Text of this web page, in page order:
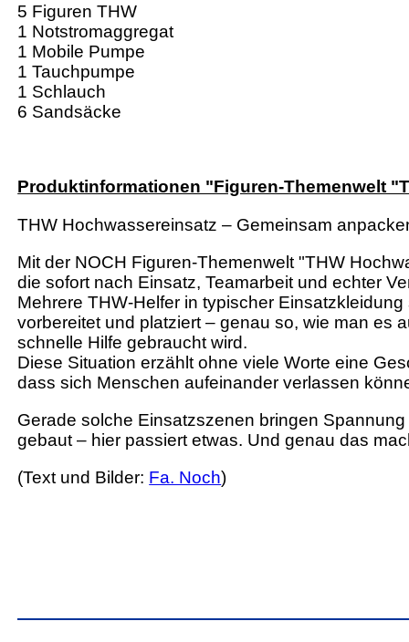
5 Figuren THW
1 Notstromaggregat
1 Mobile Pumpe
1 Tauchpumpe
1 Schlauch
6 Sandsäcke
Produktinformationen "Figuren-Themenwelt
THW Hochwassereinsatz – Gemeinsam
Mit der NOCH Figuren-Themenwelt "THW
die sofort nach Einsatz, Teamarbeit und echter
Mehrere THW-Helfer in typischer
vorbereitet und platziert – genau so, wie man es
schnelle Hilfe gebraucht wird.
Diese Situation erzählt ohne viele Worte eine
dass sich Menschen aufeinander verlassen
Gerade solche Einsatzszenen bringen
gebaut – hier passiert etwas. Und genau das
(Text und Bilder: Fa. Noch)